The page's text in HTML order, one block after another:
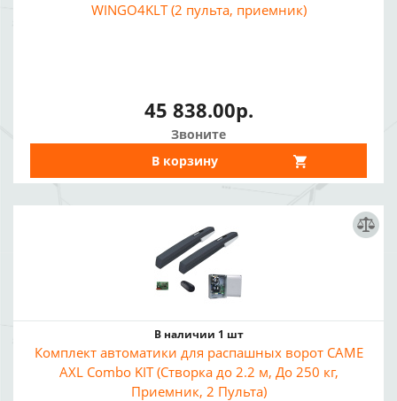
WINGO4KLT (2 пульта, приемник)
45 838.00р.
Звоните
В корзину
В наличии 1 шт
Комплект автоматики для распашных ворот CAME
AXL Combo KIT (Створка до 2.2 м, До 250 кг,
Приемник, 2 Пульта)